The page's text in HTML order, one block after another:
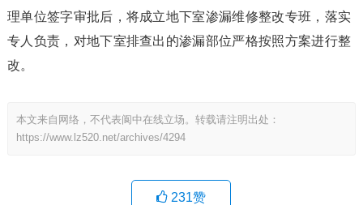
理单位签字审批后，将成立地下室渗漏维修整改专班，落实
专人负责，对地下室排查出的渗漏部位严格按照方案进行整
改。
本文来自网络，不代表阆中在线立场。转载请注明出处：
https://www.lz520.net/archives/4294
231赞